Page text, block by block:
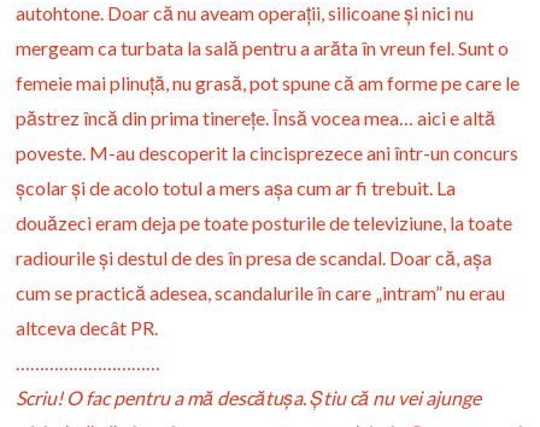
autohtone. Doar că nu aveam operații, silicoane și nici nu
mergeam ca turbata la sală pentru a arăta în vreun fel. Sunt o
femeie mai plinuță, nu grasă, pot spune că am forme pe care le
păstrez încă din prima tinerețe. Însă vocea mea… aici e altă
poveste. M-au descoperit la cincisprezece ani într-un concurs
școlar și de acolo totul a mers așa cum ar fi trebuit. La
douăzeci eram deja pe toate posturile de televiziune, la toate
radiourile și destul de des în presa de scandal. Doar că, așa
cum se practică adesea, scandalurile în care „intram” nu erau
altceva decât PR.
…………………………
Scriu! O fac pentru a mă descătușa. Știu că nu vei ajunge